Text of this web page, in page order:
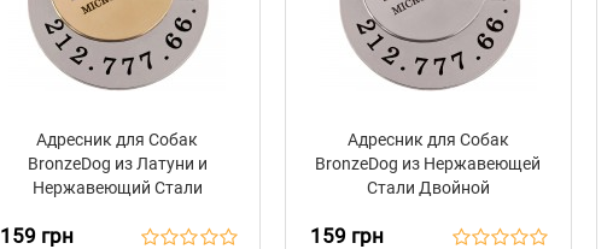
Адресник для Собак
BronzeDog из Латуни и
Нержавеющий Стали
159 грн
Адресник для Собак
BronzeDog из Нержавеющей
Стали Двойной
159 грн